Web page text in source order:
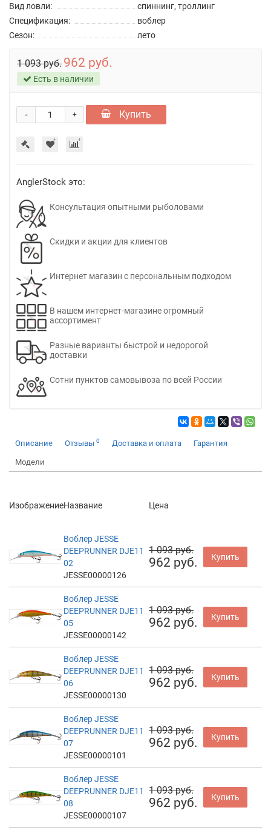
Вид ловли:
спиннинг, троллинг
Спецификация:
воблер
Сезон:
лето
1 093 руб. 962 руб.
Есть в наличии
+
- Купить
AnglerStock это:
Консультация опытными рыболовами
Скидки и акции для клиентов
Интернет магазин с персональным подходом
В нашем интернет-магазине огромный
ассортимент
Разные варианты быстрой и недорогой
доставки
Сотни пунктов самовывоза по всей России
Описание Отзывы 0 Доставка и оплата Гарантия
Модели
ИзображениеНазвание Цена
Воблер JESSE
DEEPRUNNER DJE11
02
JESSE00000126
1 093 руб.
962 руб. Купить
Воблер JESSE
DEEPRUNNER DJE11
05
JESSE00000142
1 093 руб.
962 руб. Купить
Воблер JESSE
DEEPRUNNER DJE11
06
JESSE00000130
1 093 руб.
962 руб. Купить
Воблер JESSE
DEEPRUNNER DJE11
07
JESSE00000101
1 093 руб.
962 руб. Купить
Воблер JESSE
DEEPRUNNER DJE11
08
JESSE00000107
1 093 руб.
962 руб. Купить